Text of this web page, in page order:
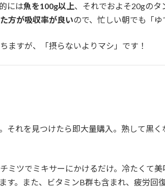
には魚を100g以上、それでおよそ20gのタ
方が吸収率が良いので、忙しい朝でも「ゆ
ますが、「摂らないよりマシ」です！
れを見つけたら即大量購入。熟して黒
ツでミキサーにかけるだけ。冷たくて
。また、ビタミンB群も含まれ、疲労回